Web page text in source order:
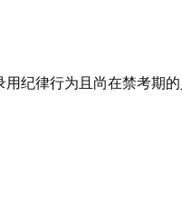
纪律行为且尚在禁考期的